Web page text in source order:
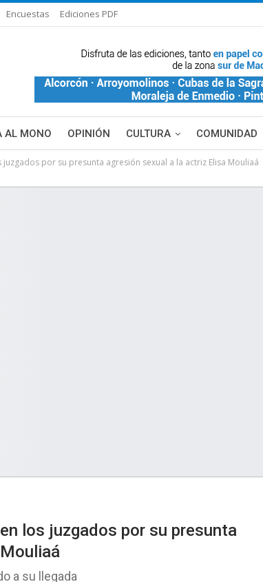
Encuestas Ediciones PDF
AL MONO OPINIÓN CULTURA COMUNIDAD
por su presunta agresión sexual a la actriz Elisa Mouliaá
los juzgados por su presunta
a su llegada